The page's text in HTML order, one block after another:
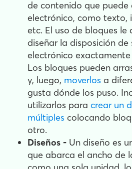
de contenido que puede
electrónico, como texto,
etc. El uso de bloques
diseñar la disposición de
electrónico
Los bloques pueden
y, luego, moverlos a
gusta dónde los puso.
utilizarlos para crear un
múltiples colocando
otro.
Diseños - Un diseño es
que abarca el ancho de